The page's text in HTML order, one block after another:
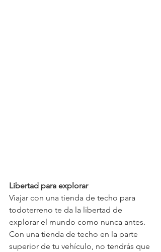
Libertad para explorar
Viajar con una tienda de techo para
todoterreno te da la libertad de
explorar el mundo como nunca antes.
Con una tienda de techo en la parte
superior de tu vehículo, no tendrás que